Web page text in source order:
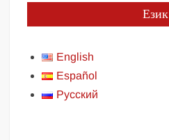
Език
English
Español
Русский